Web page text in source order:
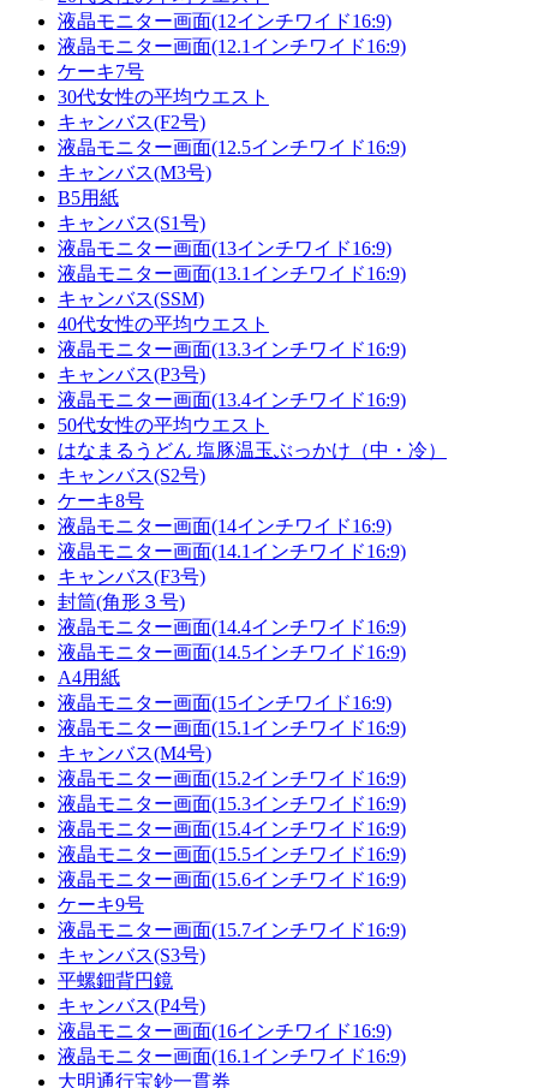
液晶モニター画面(12インチワイド16:9)
液晶モニター画面(12.1インチワイド16:9)
ケーキ7号
30代女性の平均ウエスト
キャンバス(F2号)
液晶モニター画面(12.5インチワイド16:9)
キャンバス(M3号)
B5用紙
キャンバス(S1号)
液晶モニター画面(13インチワイド16:9)
液晶モニター画面(13.1インチワイド16:9)
キャンバス(SSM)
40代女性の平均ウエスト
液晶モニター画面(13.3インチワイド16:9)
キャンバス(P3号)
液晶モニター画面(13.4インチワイド16:9)
50代女性の平均ウエスト
はなまるうどん 塩豚温玉ぶっかけ（中・冷）
キャンバス(S2号)
ケーキ8号
液晶モニター画面(14インチワイド16:9)
液晶モニター画面(14.1インチワイド16:9)
キャンバス(F3号)
封筒(角形３号)
液晶モニター画面(14.4インチワイド16:9)
液晶モニター画面(14.5インチワイド16:9)
A4用紙
液晶モニター画面(15インチワイド16:9)
液晶モニター画面(15.1インチワイド16:9)
キャンバス(M4号)
液晶モニター画面(15.2インチワイド16:9)
液晶モニター画面(15.3インチワイド16:9)
液晶モニター画面(15.4インチワイド16:9)
液晶モニター画面(15.5インチワイド16:9)
液晶モニター画面(15.6インチワイド16:9)
ケーキ9号
液晶モニター画面(15.7インチワイド16:9)
キャンバス(S3号)
平螺鈿背円鏡
キャンバス(P4号)
液晶モニター画面(16インチワイド16:9)
液晶モニター画面(16.1インチワイド16:9)
大明通行宝鈔一貫券